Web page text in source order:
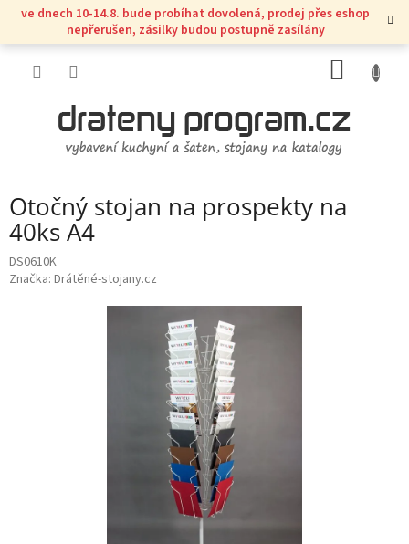
Přejít
obsah
ve dnech 10-14.8. bude probíhat dovolená, prodej přes eshop
nepřerušen, zásilky budou postupně zasílány
KOŠÍK
Otočný stojan na prospekty na
40ks A4
DS0610K
Značka: Drátěné-stojany.cz